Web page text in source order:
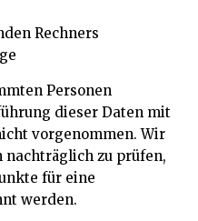
Rechners
Personen
dieser Daten mit
vorgenommen. Wir
nachträglich zu prüfen,
für eine
werden.